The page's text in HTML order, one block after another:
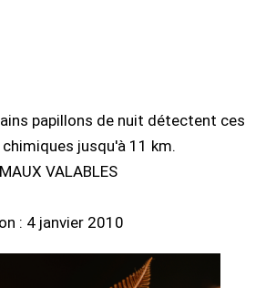
papillons de nuit détectent ces
jusqu'à 11 km.
VALABLES
: 4 janvier 2010